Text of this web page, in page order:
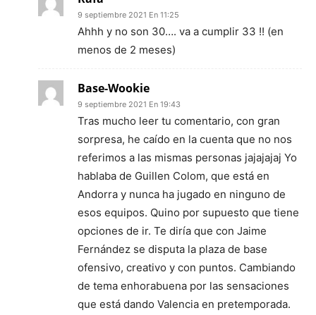
9 septiembre 2021 En 11:25
Ahhh y no son 30…. va a cumplir 33 !! (en
menos de 2 meses)
Base-Wookie
9 septiembre 2021 En 19:43
Tras mucho leer tu comentario, con gran
sorpresa, he caído en la cuenta que no nos
referimos a las mismas personas jajajajaj Yo
hablaba de Guillen Colom, que está en
Andorra y nunca ha jugado en ninguno de
esos equipos. Quino por supuesto que tiene
opciones de ir. Te diría que con Jaime
Fernández se disputa la plaza de base
ofensivo, creativo y con puntos. Cambiando
de tema enhorabuena por las sensaciones
que está dando Valencia en pretemporada.